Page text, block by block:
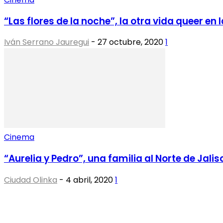
“Las flores de la noche”, la otra vida queer en
Iván Serrano Jauregui - 27 octubre, 20201
Cinema
“Aurelia y Pedro”, una familia al Norte de
Ciudad Olinka - 4 abril, 20201